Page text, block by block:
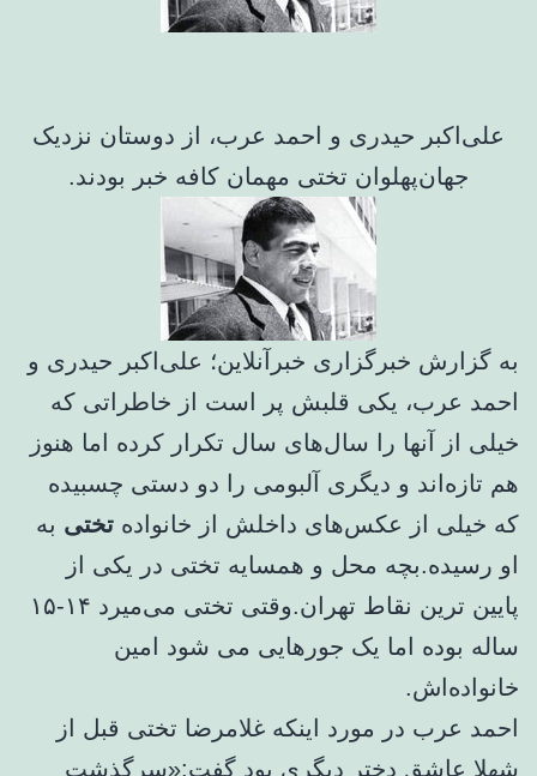
علی‌اکبر حیدری و احمد عرب، از دوستان نزدیک
جهان‌پهلوان تختی مهمان کافه خبر بودند.
به گزارش خبرگزاری خبرآنلاین؛ علی‌اکبر حیدری و
احمد عرب، یکی قلبش پر است از خاطراتی که
خیلی از آنها را سال‌های سال تکرار کرده اما هنوز
هم تازه‌اند و دیگری آلبومی را دو دستی چسبیده
که خیلی از عکس‌های داخلش از خانواده تختی به
او رسیده.بچه محل و همسایه تختی در یکی از
پایین ترین نقاط تهران.وقتی تختی می‌میرد ۱۴-۱۵
ساله بوده اما یک جورهایی می شود امین
خانواده‌اش.
احمد عرب در مورد اینکه غلامرضا تختی قبل از
شهلا عاشق دختر دیگری بود گفت:«سرگذشت